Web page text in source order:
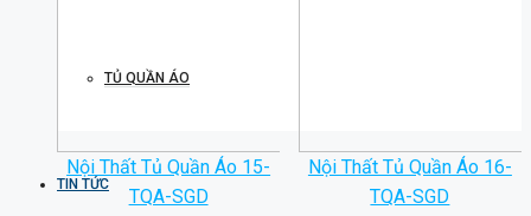
TỦ QUẦN ÁO
TIN TỨC
Nội Thất Tủ Quần Áo 15-
TQA-SGD
Nội Thất Tủ Quần Áo 16-
TQA-SGD